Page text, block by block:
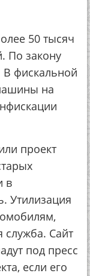
50 тысяч
По закону
В фискальной
на
проект
в
Утилизация
служба. Сайт
под пресс
если его